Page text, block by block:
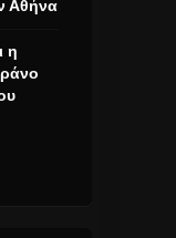
Αθήνα
η